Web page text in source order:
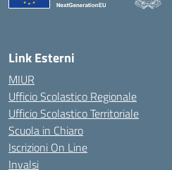
Link Esterni
MIUR
Ufficio Scolastico Regionale
Ufficio Scolastico Territoriale
Scuola in Chiaro
Iscrizioni On Line
Invalsi